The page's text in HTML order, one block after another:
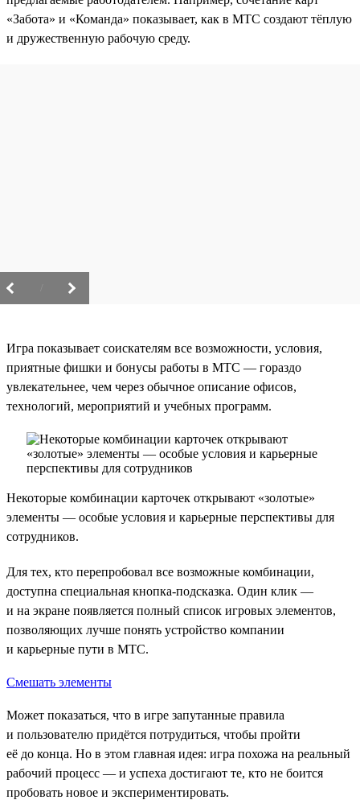
«Забота» и «Команда» показывает, как в МТС создают тёплую
и дружественную рабочую среду.
Игра показывает соискателям все возможности, условия,
приятные фишки и бонусы работы в МТС — гораздо
увлекательнее, чем через обычное описание офисов,
технологий, мероприятий и учебных программ.
Некоторые комбинации карточек открывают «золотые»
элементы — особые условия и карьерные перспективы для
сотрудников.
Для тех, кто перепробовал все возможные комбинации,
доступна специальная кнопка-подсказка. Один клик —
и на экране появляется полный список игровых элементов,
позволяющих лучше понять устройство компании
и карьерные пути в МТС.
Смешать элементы
Может показаться, что в игре запутанные правила
и пользователю придётся потрудиться, чтобы пройти
её до конца. Но в этом главная идея: игра похожа на реальный
рабочий процесс — и успеха достигают те, кто не боится
пробовать новое и экспериментировать.